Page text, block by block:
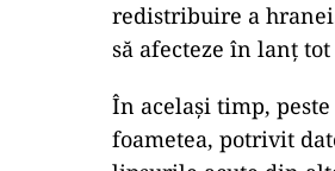
redistribuire a
să afecteze în lanț
În același timp,
foametea, potrivit